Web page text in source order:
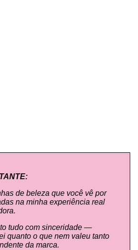
de beleza que você vê por
na minha experiência real
tudo com sinceridade —
quanto o que nem valeu tanto
da marca.